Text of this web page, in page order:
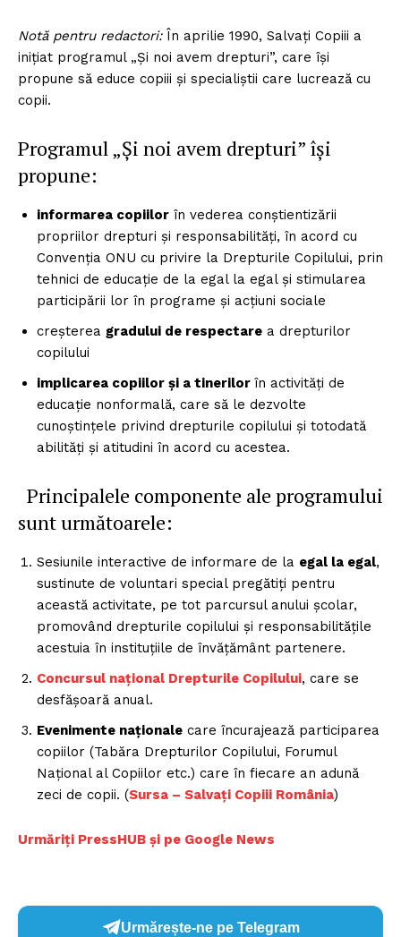
Notă pentru redactori:În aprilie 1990, Salvați Copiii a
inițiat programul „Și noi avem drepturi”, care își
propune să educe copiii și specialiștii care lucrează cu
copii.
Programul „Și noi avem drepturi” își
propune:
informarea copiilor în vederea conștientizării
propriilor drepturi și responsabilități, în acord cu
Convenţia ONU cu privire la Drepturile Copilului, prin
tehnici de educație de la egal la egal şi stimularea
participării lor în programe şi acţiuni sociale
creșterea gradului de respectare a drepturilor
copilului
implicarea copiilor și a tinerilor în activități de
educație nonformală, care să le dezvolte
cunoștințele privind drepturile copilului și totodată
abilități și atitudini în acord cu acestea.
Principalele componente ale programului
sunt următoarele:
Sesiunile interactive de informare de la egal la egal,
sustinute de voluntari special pregătiți pentru
această activitate, pe tot parcursul anului școlar,
promovând drepturile copilului și responsabilitățile
acestuia în instituțiile de învățământ partenere.
Concursul național Drepturile Copilului, care se
desfășoară anual.
Evenimente naționale care încurajează participarea
copiilor (Tabăra Drepturilor Copilului, Forumul
Național al Copiilor etc.) care în fiecare an adună
zeci de copii. (Sursa – Salvați Copiii România)
Urmăriți PressHUB și pe Google News
Urmărește-ne pe Telegram